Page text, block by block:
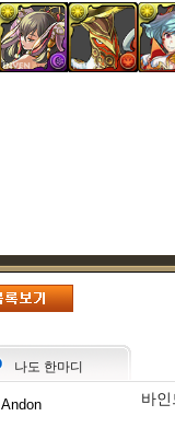
나도 한마디
Andon 바